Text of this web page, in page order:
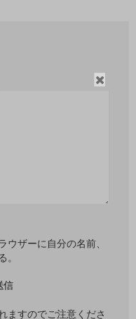
閉
ウザーに自分の名前、
。
ますのでご注意くださ